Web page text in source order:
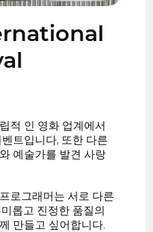
적 인 영화 업계에서
트입니다, 또한 다른
예술가를 발견 사랑
로그래머는 서로 다른
롭고 진정한 품질의
만들고 싶어합니다.